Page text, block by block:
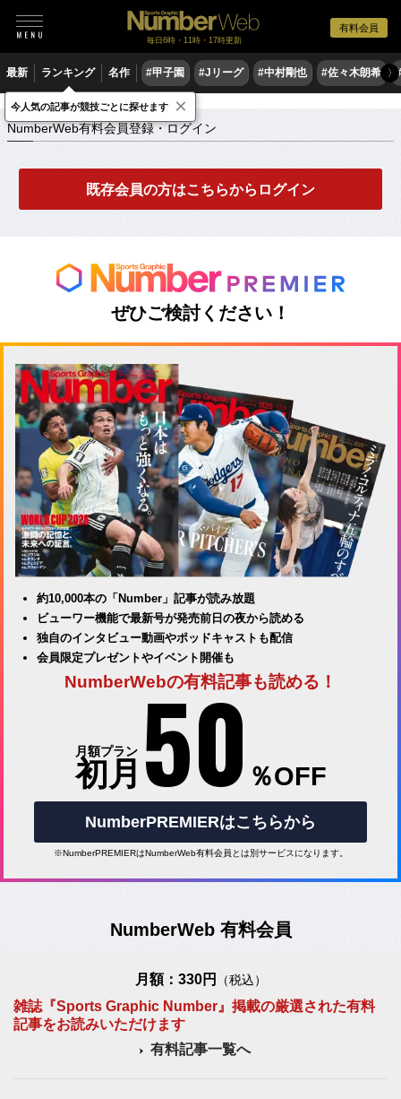
有料会員
毎日6時・11時・17時更新
最新 ランキング 名作 #甲子園 #Jリーグ #中村剛也 #佐々木朗希 〉
NumberWeb有料会員登録・ログイン
NumberWeb有料会員登録・ログイン
既存会員の方はこちらからログイン
ぜひご検討ください！
約10,000本の「Number」記事が読み放題
ビューワー機能で最新号が発売前日の夜から読める
独自のインタビュー動画やポッドキャストも配信
会員限定プレゼントやイベント開催も
NumberWebの有料記事も読める！
月額プラン
初月 50 ％OFF
NumberPREMIERはこちらから
※NumberPREMIERはNumberWeb有料会員とは別サービスになります。
NumberWeb 有料会員
月額：330円 （税込）
雑誌『Sports Graphic Number』掲載の厳選された有料
記事をお読みいただけます
有料記事一覧へ
今人気の記事が競技ごとに探せます ×